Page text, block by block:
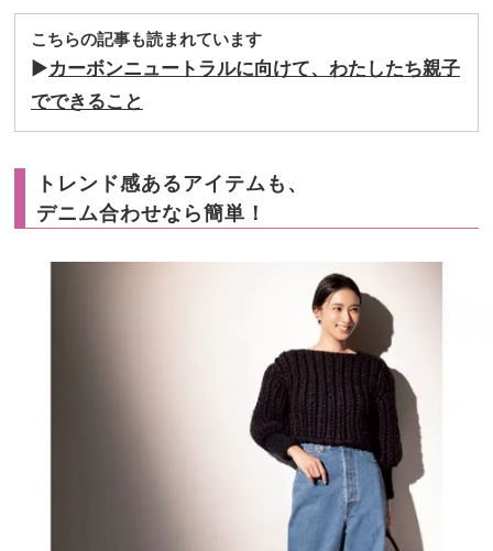
こちらの記事も読まれています
▶︎カーボンニュートラルに向けて、わたしたち親子
でできること
トレンド感あるアイテムも、
デニム合わせなら簡単！